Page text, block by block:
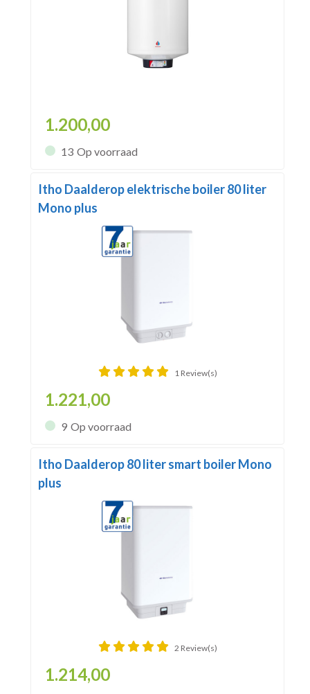
1.200,00
13 Op voorraad
Itho Daalderop elektrische boiler 80 liter
Mono plus
1 Review(s)
1.221,00
9 Op voorraad
Itho Daalderop 80 liter smart boiler Mono
plus
2 Review(s)
1.214,00